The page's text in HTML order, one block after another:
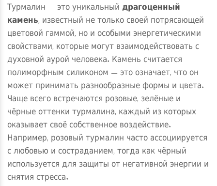
Турмалин — это уникальный драгоценный
камень, известный не только своей потрясающей
цветовой гаммой, но и особыми энергетическими
свойствами, которые могут взаимодействовать с
духовной аурой человека. Камень считается
полиморфным силиконом — это означает, что он
может принимать разнообразные формы и цвета.
Чаще всего встречаются розовые, зелёные и
чёрные оттенки турмалина, каждый из которых
оказывает своё собственное воздействие.
Например, розовый турмалин часто ассоциируется
с любовью и состраданием, тогда как чёрный
используется для защиты от негативной энергии и
снятия стресса.